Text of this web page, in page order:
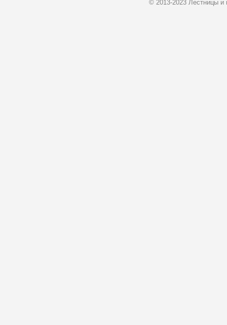
© 2013-2023 Лестницы